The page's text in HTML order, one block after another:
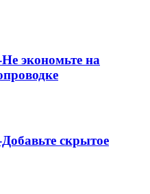
экономьте на
скрытое